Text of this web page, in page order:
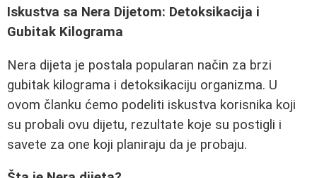
Iskustva sa Nera Dijetom: Detoksikacija i
Gubitak Kilograma
Nera dijeta je postala popularan način za brzi
gubitak kilograma i detoksikaciju organizma. U
ovom članku ćemo podeliti iskustva korisnika koji
su probali ovu dijetu, rezultate koje su postigli i
savete za one koji planiraju da je probaju.